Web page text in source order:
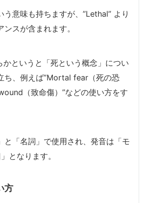
う意味も持ちますが、”Lethal” より
スが含まれます。
かというと「死という概念」につい
ち、例えば”Mortal fear（死の恐
（致命傷）”などの使い方をす
と「名詞」で使用され、発音は「モ
となります。
方